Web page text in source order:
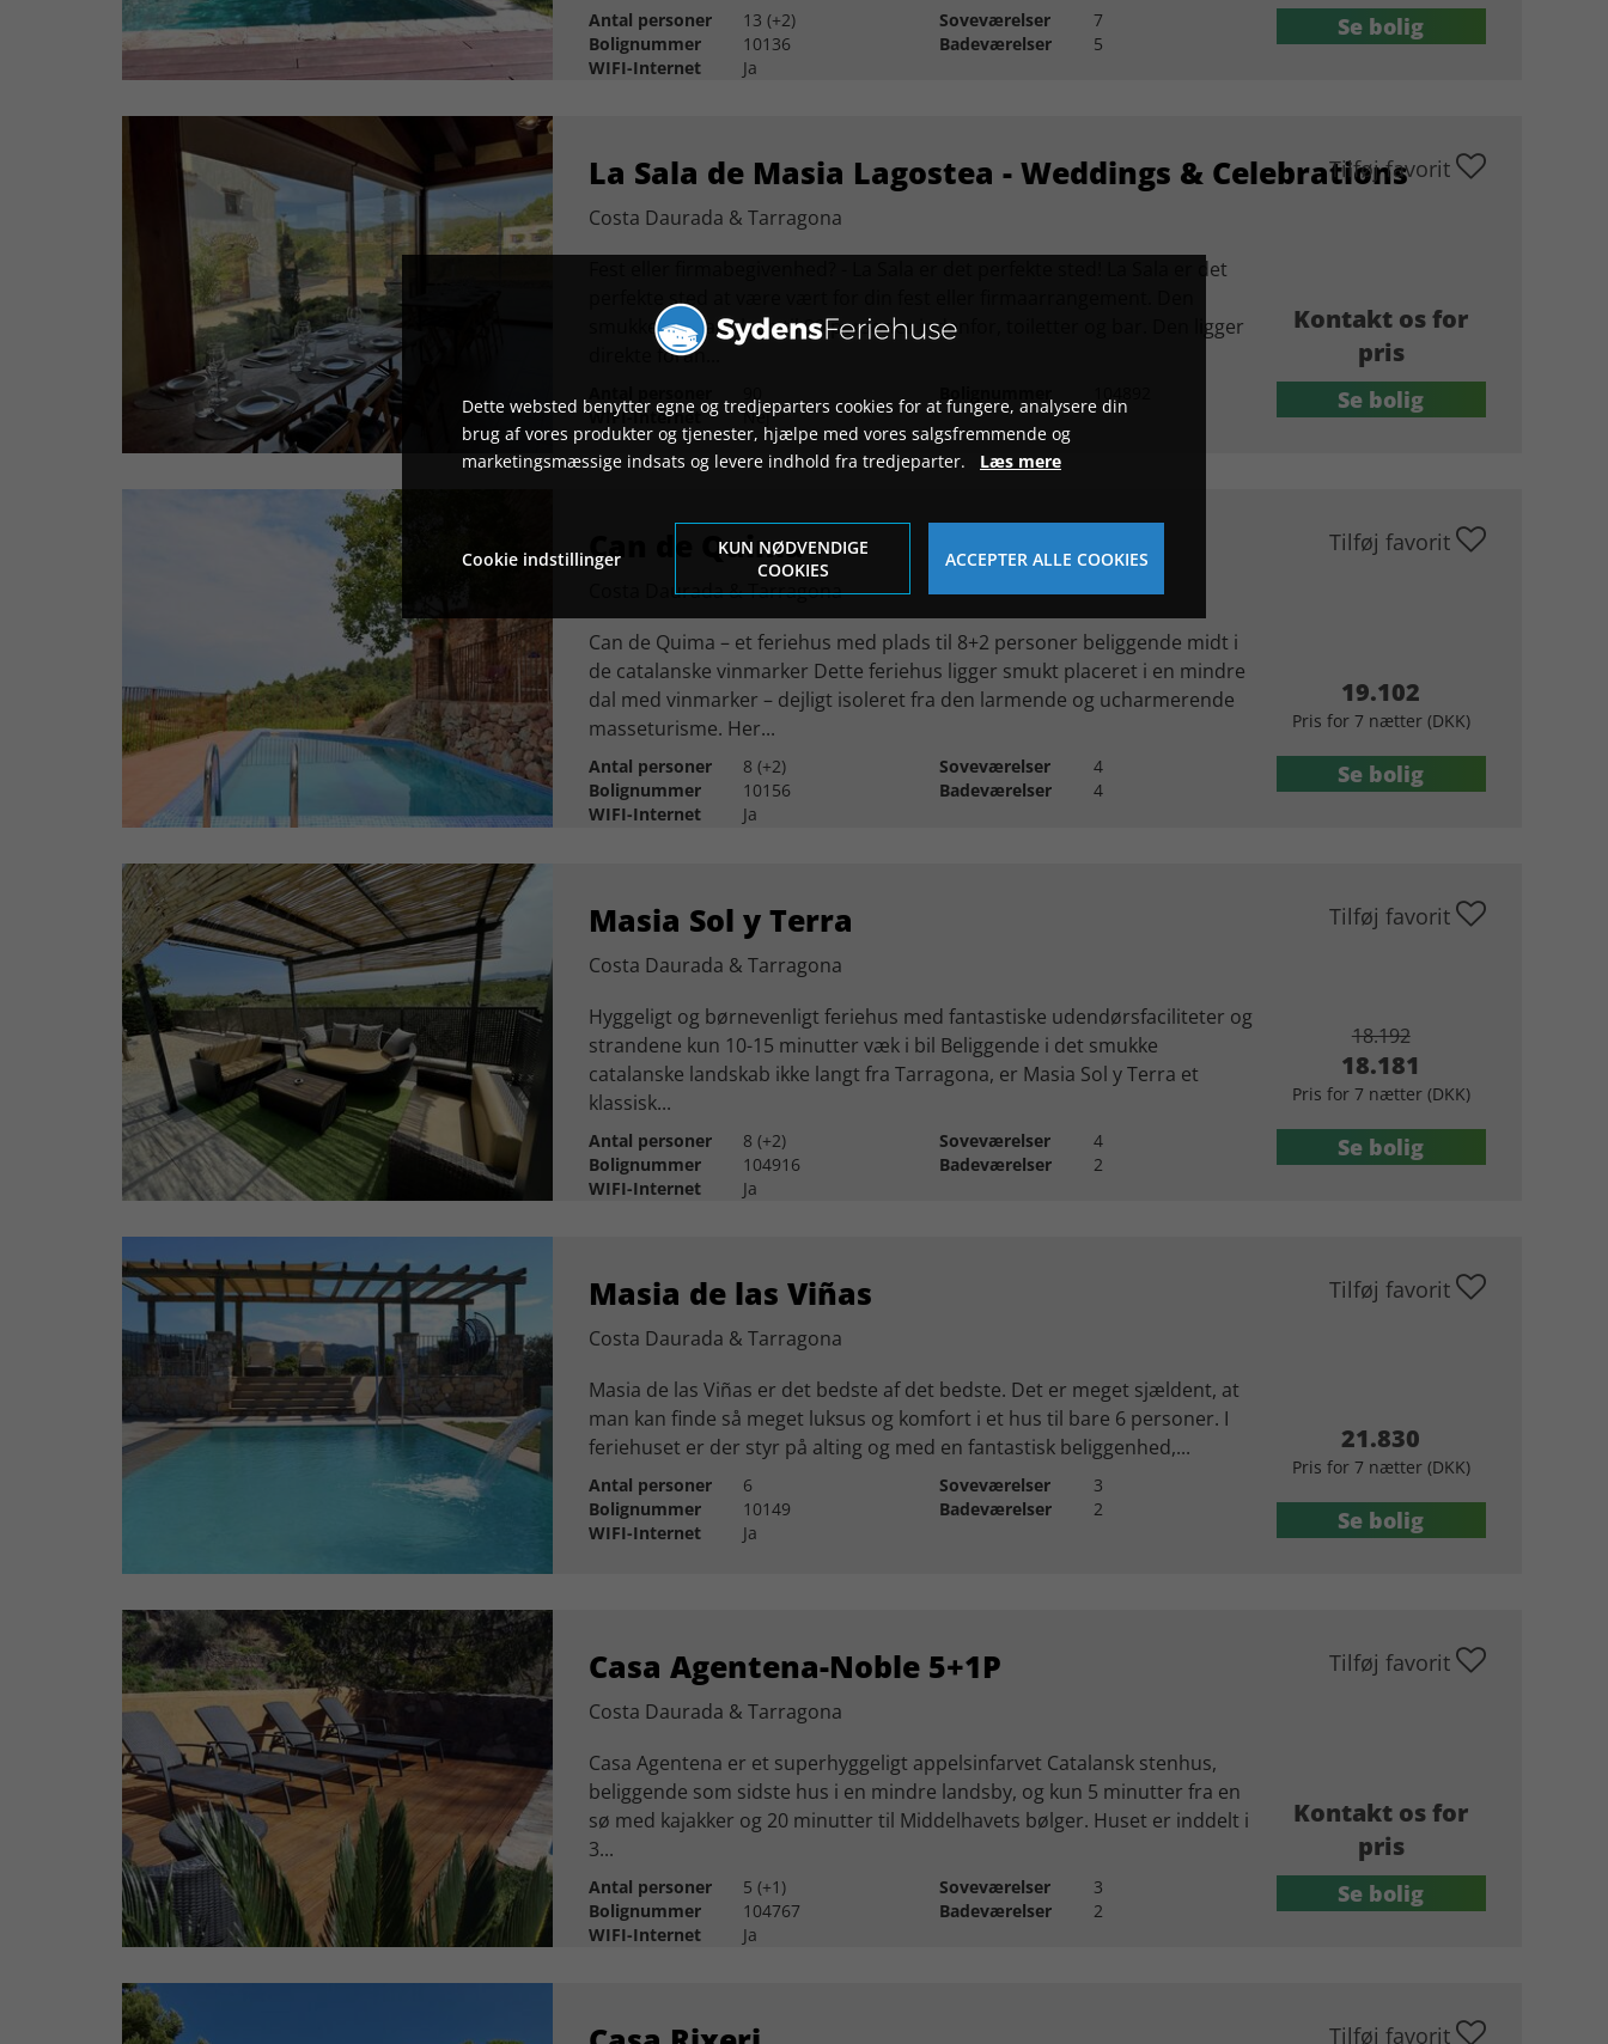
Antal personer 13 (+2) Soveværelser
7
Bolignummer
10136 Badeværelser
5
WIFI-Internet
Ja
Se bolig
La Sala de Masia Lagostea - Weddings & Celebrations
Tilføj favorit
Costa Daurada & Tarragona
Fest eller firmabegivenhed? - La Sala er det perfekte sted! La Sala er det
perfekte sted at være vært for din fest eller firmaarrangement. Den
smukke sal har plads til 90 personer indenfor, toiletter og bar. Den ligger
direkte foran...
WIFI-Internet
Nej
Kontakt os for
pris
Se bolig
Can de Quima Tilføj favorit
Costa Daurada & Tarragona
Can de Quima – et feriehus med plads til 8+2 personer beliggende midt i
de catalanske vinmarker Dette feriehus ligger smukt placeret i en mindre
dal med vinmarker – dejligt isoleret fra den larmende og ucharmerende
masseturisme. Her...
Antal personer 8 (+2) Soveværelser
4
Bolignummer
10156 Badeværelser
4
WIFI-Internet
Ja
19.102
Pris for 7 nætter (DKK)
Se bolig
Masia Sol y Terra Tilføj favorit
Costa Daurada & Tarragona
Hyggeligt og børnevenligt feriehus med fantastiske udendørsfaciliteter og
strandene kun 10-15 minutter væk i bil Beliggende i det smukke
catalanske landskab ikke langt fra Tarragona, er Masia Sol y Terra et
klassisk...
Antal personer 8 (+2) Soveværelser
4
Bolignummer
104916 Badeværelser
2
WIFI-Internet
Ja
18.192
18.181
Pris for 7 nætter (DKK)
Se bolig
Masia de las Viñas Tilføj favorit
Costa Daurada & Tarragona
Masia de las Viñas er det bedste af det bedste. Det er meget sjældent, at
man kan finde så meget luksus og komfort i et hus til bare 6 personer. I
feriehuset er der styr på alting og med en fantastisk beliggenhed,...
Antal personer 6 Soveværelser
3
Bolignummer
10149 Badeværelser
2
WIFI-Internet
Ja
21.830
Pris for 7 nætter (DKK)
Se bolig
Casa Agentena-Noble 5+1P Tilføj favorit
Costa Daurada & Tarragona
Casa Agentena er et superhyggeligt appelsinfarvet Catalansk stenhus,
beliggende som sidste hus i en mindre landsby, og kun 5 minutter fra en
sø med kajakker og 20 minutter til Middelhavets bølger. Huset er inddelt i
3...
Antal personer 5 (+1) Soveværelser
3
Bolignummer
104767 Badeværelser
2
WIFI-Internet
Ja
Kontakt os for
pris
Se bolig
Tilføj favorit
Dette websted benytter egne og tredjeparters cookies for at fungere, analysere din
brug af vores produkter og tjenester, hjælpe med vores salgsfremmende og
marketingsmæssige indsats og levere indhold fra tredjeparter. Læs mere
Cookie indstillinger
KUN NØDVENDIGE
COOKIES
ACCEPTER ALLE COOKIES